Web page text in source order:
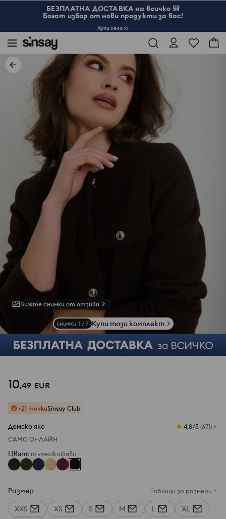
БЕЗПЛАТНА ДОСТАВКА на всичко 🎒
Богат избор от нови продукти за вас!
Купи сега >>
Вижте снимки от отзиви
снимки 1 / 7 Купи този комплект
10,49 EUR
+21 точкиSinsay Club
Дамско яке 4,8/5 (671)
САМО ОНЛАЙН
Цвят: тъмнокафяво
Размер Таблици за размери
XXS XS S M L
XL